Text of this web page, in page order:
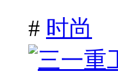
# 时尚